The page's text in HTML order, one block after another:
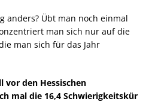
anders? Übt man noch einmal
man sich nur auf die
man sich für das Jahr
vor den Hessischen
mal die 16,4 Schwierigkeitskür